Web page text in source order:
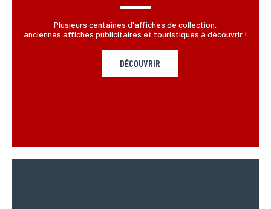
Plusieurs centaines d'affiches de collection,
anciennes affiches publicitaires et touristiques à découvrir !
DÉCOUVRIR